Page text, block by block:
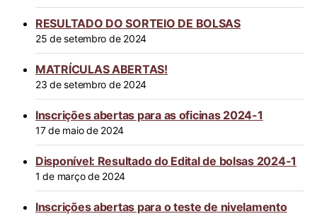
RESULTADO DO SORTEIO DE BOLSAS
25 de setembro de 2024
MATRÍCULAS ABERTAS!
23 de setembro de 2024
Inscrições abertas para as oficinas 2024-1
17 de maio de 2024
Disponível: Resultado do Edital de bolsas 2024-1
1 de março de 2024
Inscrições abertas para o teste de nivelamento